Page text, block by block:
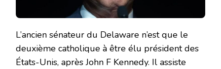
L’ancien sénateur du Delaware n’est que le
deuxième catholique à être élu président des
États-Unis, après John F Kennedy. Il assiste